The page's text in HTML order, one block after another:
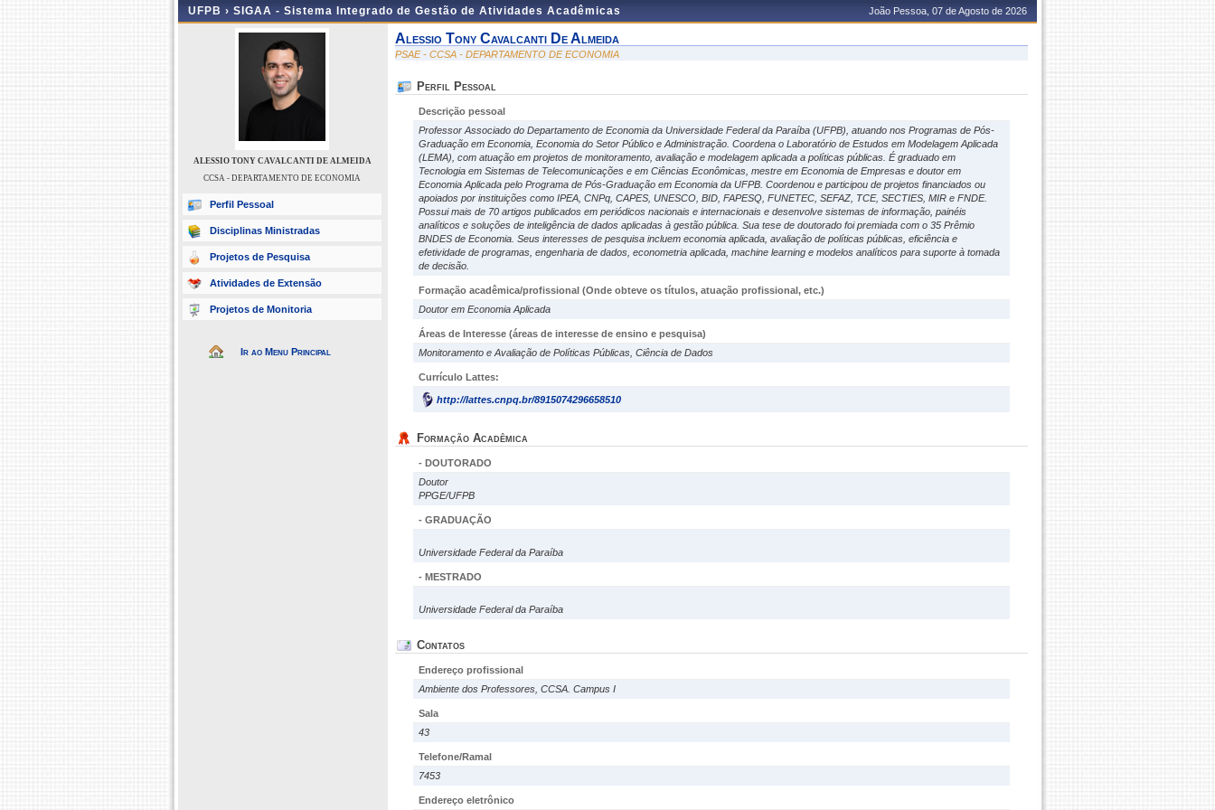
UFPB › SIGAA - Sistema Integrado de Gestão de Atividades Acadêmicas João Pessoa, 07 de Agosto de 2026
ALESSIO TONY CAVALCANTI DE ALMEIDA
CCSA - DEPARTAMENTO DE ECONOMIA
Perfil Pessoal
Disciplinas Ministradas
Projetos de Pesquisa
Atividades de Extensão
Projetos de Monitoria
Ir ao Menu Principal
Alessio Tony Cavalcanti De Almeida
PSAE - CCSA - DEPARTAMENTO DE ECONOMIA
Perfil Pessoal
Descrição pessoal
Professor Associado do Departamento de Economia da Universidade Federal da Paraíba (UFPB), atuando nos Programas de Pós-
Graduação em Economia, Economia do Setor Público e Administração. Coordena o Laboratório de Estudos em Modelagem Aplicada
(LEMA), com atuação em projetos de monitoramento, avaliação e modelagem aplicada a políticas públicas. É graduado em
Tecnologia em Sistemas de Telecomunicações e em Ciências Econômicas, mestre em Economia de Empresas e doutor em
Economia Aplicada pelo Programa de Pós-Graduação em Economia da UFPB. Coordenou e participou de projetos financiados ou
apoiados por instituições como IPEA, CNPq, CAPES, UNESCO, BID, FAPESQ, FUNETEC, SEFAZ, TCE, SECTIES, MIR e FNDE.
Possui mais de 70 artigos publicados em periódicos nacionais e internacionais e desenvolve sistemas de informação, painéis
analíticos e soluções de inteligência de dados aplicadas à gestão pública. Sua tese de doutorado foi premiada com o 35 Prêmio
BNDES de Economia. Seus interesses de pesquisa incluem economia aplicada, avaliação de políticas públicas, eficiência e
efetividade de programas, engenharia de dados, econometria aplicada, machine learning e modelos analíticos para suporte à tomada
de decisão.
Formação acadêmica/profissional (Onde obteve os títulos, atuação profissional, etc.)
Doutor em Economia Aplicada
Áreas de Interesse (áreas de interesse de ensino e pesquisa)
Monitoramento e Avaliação de Políticas Públicas, Ciência de Dados
Currículo Lattes:
http://lattes.cnpq.br/8915074296658510
Formação Acadêmica
- DOUTORADO
Doutor
PPGE/UFPB
- GRADUAÇÃO
Universidade Federal da Paraíba
- MESTRADO
Universidade Federal da Paraíba
Contatos
Endereço profissional
Ambiente dos Professores, CCSA. Campus I
Sala
43
Telefone/Ramal
7453
Endereço eletrônico